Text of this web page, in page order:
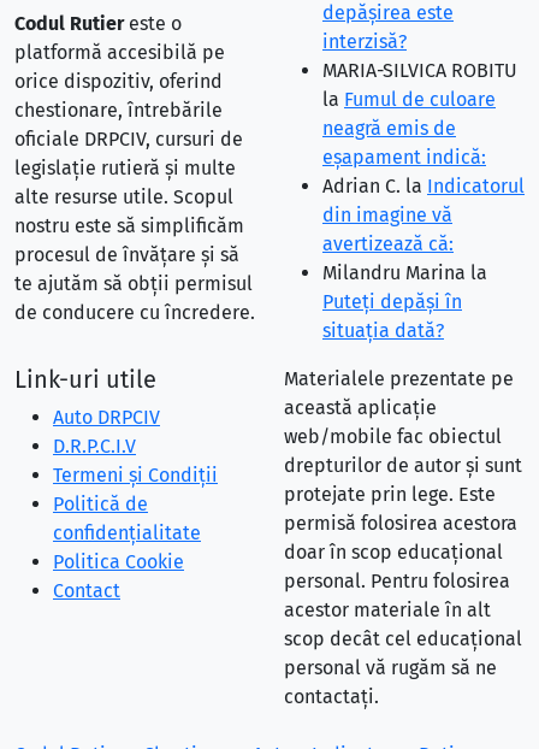
Codul Rutiereste o
platformă accesibilă pe
orice dispozitiv, oferind
chestionare, întrebările
oficiale DRPCIV, cursuri de
legislație rutieră și multe
alte resurse utile. Scopul
nostru este să simplificăm
procesul de învățare și să
te ajutăm să obții permisul
de conducere cu încredere.
depăşirea este
interzisă?
MARIA-SILVICA ROBITU
la Fumul de culoare
neagră emis de
eşapament indică:
Adrian C. la Indicatorul
din imagine vă
avertizează că:
Milandru Marina la
Puteţi depăşi în
situaţia dată?
Link-uri utile
Auto DRPCIV
D.R.P.C.I.V
Termeni și Condiții
Politică de
confidențialitate
Politica Cookie
Contact
Materialele prezentate pe
această aplicație
web/mobile fac obiectul
drepturilor de autor și sunt
protejate prin lege. Este
permisă folosirea acestora
doar în scop educațional
personal. Pentru folosirea
acestor materiale în alt
scop decât cel educațional
personal vă rugăm să ne
contactați.